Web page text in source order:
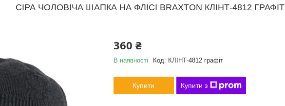
СІРА ЧОЛОВІЧА ШАПКА НА ФЛІСІ BRAXTON КЛІНТ-4812 ГРАФІТ
360 ₴
В наявності Код: КЛІНТ-4812 графіт
Купити Купити з